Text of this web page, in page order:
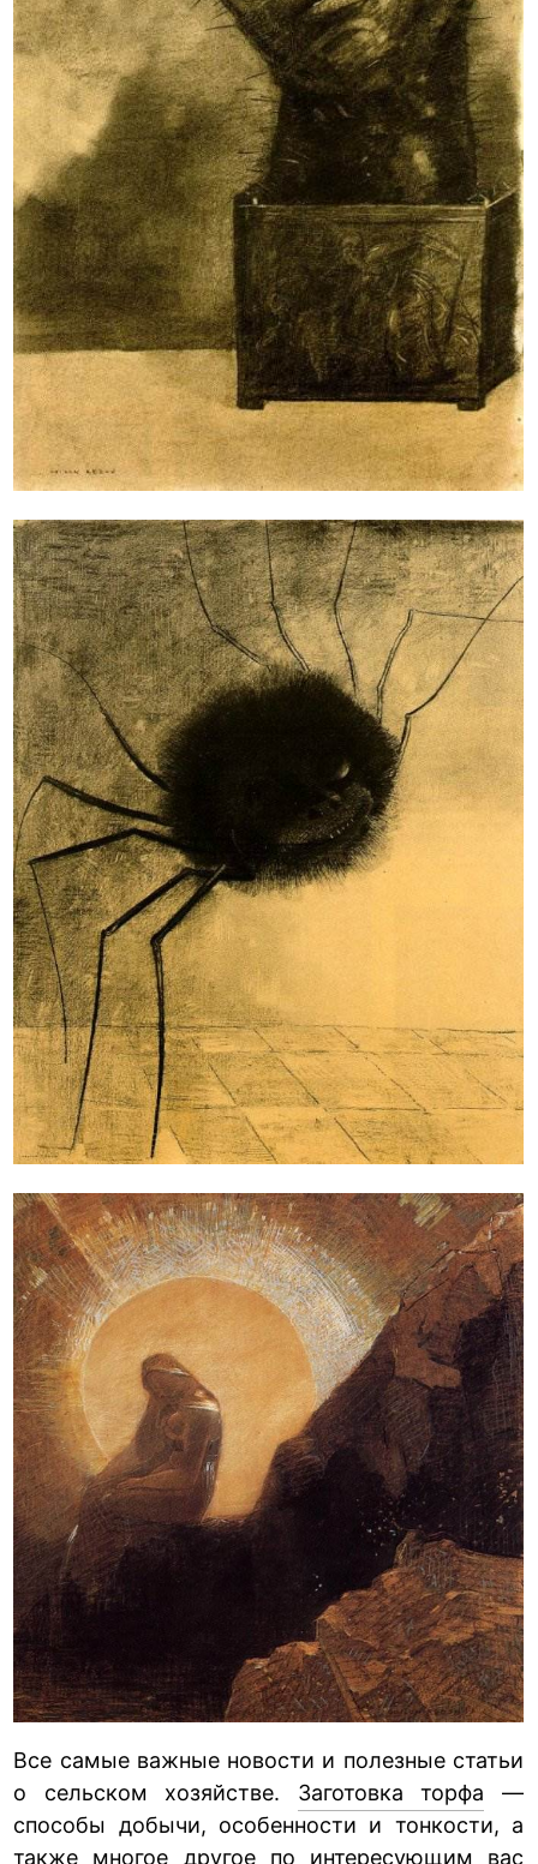
Все самые важные новости и полезные статьи
о сельском хозяйстве. Заготовка торфа —
способы добычи, особенности и тонкости, а
также многое другое по интересующим вас